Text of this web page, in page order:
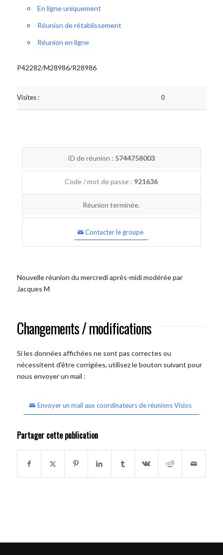
En ligne uniquement
Réunion de rétablissement
Réunion en ligne
P42282/M28986/R28986
Visites : 0
ID de réunion : 5744758003
Code / mot de passe : 921636
Réunion terminée.
Contacter le groupe
Nouvelle réunion du mercredi après-midi modérée par
Jacques M
Changements / modifications
Si les données affichées ne sont pas correctes ou
nécessitent d'être corrigées, utilisez le bouton suivant pour
nous envoyer un mail :
Envoyer un mail aux coordinateurs de réunions Visios
Partager cette publication